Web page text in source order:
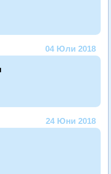
04 Юли 2018
24 Юни 2018